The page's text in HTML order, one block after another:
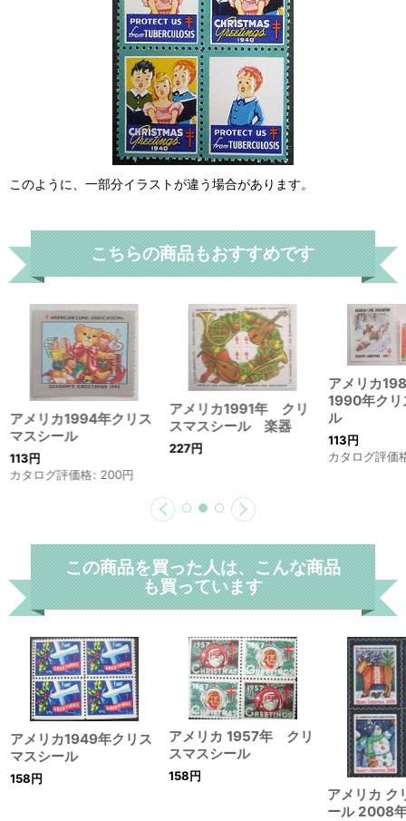
このように、一部分イラストが違う場合があります。
こちらの商品もおすすめです
アメリカ1994年クリス
マスシール
113円
カタログ評価格: 200円
アメリカ1991年 クリ
スマスシール 楽器
227円
アメリカ
1990年クリ
ル
113円
カタログ評価
この商品を買った人は、こんな商品
も買っています
アメリカ1949年クリス
マスシール
158円
アメリカ 1957年 クリ
スマスシール
158円
アメリカ ク
ール 2008